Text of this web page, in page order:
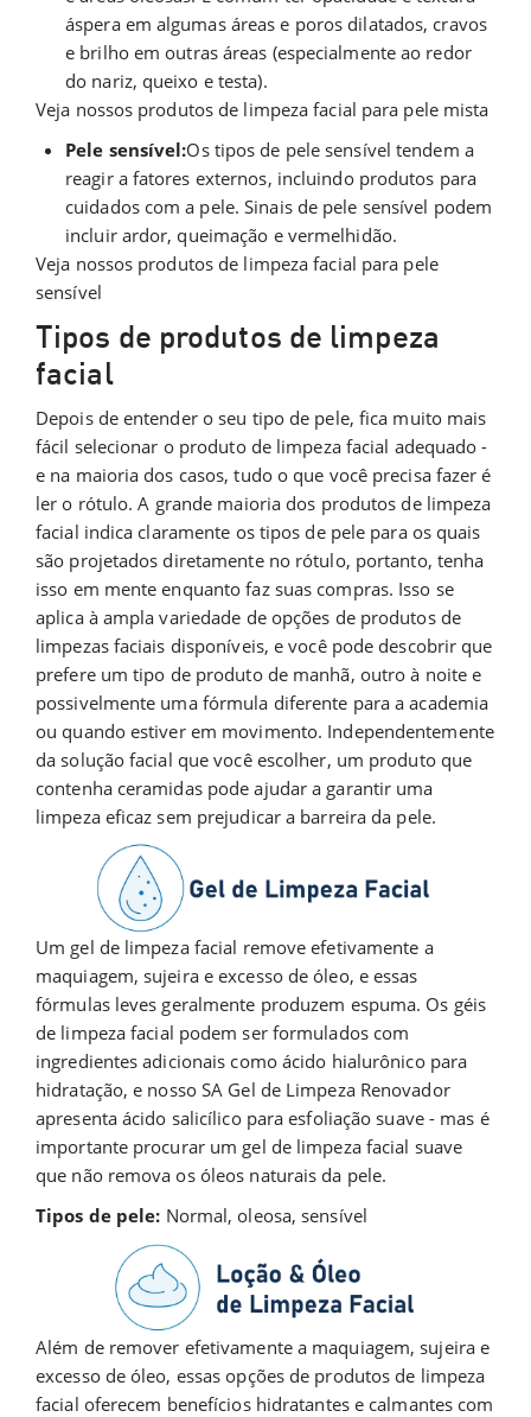
áspera em algumas áreas e poros dilatados, cravos
e brilho em outras áreas (especialmente ao redor
do nariz, queixo e testa).
Veja nossos produtos de limpeza facial para pele mista
Pele sensível:Os tipos de pele sensível tendem a
reagir a fatores externos, incluindo produtos para
cuidados com a pele. Sinais de pele sensível podem
incluir ardor, queimação e vermelhidão.
Veja nossos produtos de limpeza facial para pele
sensível
Tipos de produtos de limpeza
facial
Depois de entender o seu tipo de pele, fica muito mais
fácil selecionar o produto de limpeza facial adequado -
e na maioria dos casos, tudo o que você precisa fazer é
ler o rótulo. A grande maioria dos produtos de limpeza
facial indica claramente os tipos de pele para os quais
são projetados diretamente no rótulo, portanto, tenha
isso em mente enquanto faz suas compras. Isso se
aplica à ampla variedade de opções de produtos de
limpezas faciais disponíveis, e você pode descobrir que
prefere um tipo de produto de manhã, outro à noite e
possivelmente uma fórmula diferente para a academia
ou quando estiver em movimento. Independentemente
da solução facial que você escolher, um produto que
contenha ceramidas pode ajudar a garantir uma
limpeza eficaz sem prejudicar a barreira da pele.
Um gel de limpeza facial remove efetivamente a
maquiagem, sujeira e excesso de óleo, e essas
fórmulas leves geralmente produzem espuma. Os géis
de limpeza facial podem ser formulados com
ingredientes adicionais como ácido hialurônico para
hidratação, e nosso SA Gel de Limpeza Renovador
apresenta ácido salicílico para esfoliação suave - mas é
importante procurar um gel de limpeza facial suave
que não remova os óleos naturais da pele.
Tipos de pele: Normal, oleosa, sensível
Além de remover efetivamente a maquiagem, sujeira e
excesso de óleo, essas opções de produtos de limpeza
facial oferecem benefícios hidratantes e calmantes com